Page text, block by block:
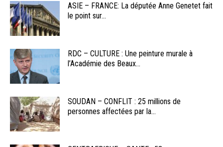
ASIE – FRANCE: La députée Anne Genetet fait
le point sur...
RDC – CULTURE : Une peinture murale à
l’Académie des Beaux...
SOUDAN – CONFLIT : 25 millions de
personnes affectées par la...